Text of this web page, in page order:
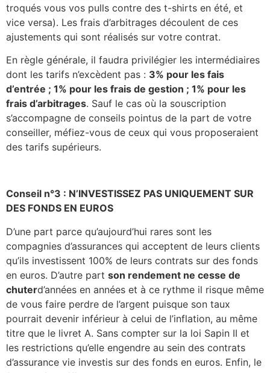
troqués vous vos pulls contre des t-shirts en été, et
vice versa). Les frais d’arbitrages découlent de ces
ajustements qui sont réalisés sur votre contrat.
En règle générale, il faudra privilégier les intermédiaires
dont les tarifs n’excèdent pas : 3% pour les fais
d’entrée ; 1% pour les frais de gestion ; 1% pour les
frais d’arbitrages. Sauf le cas où la souscription
s’accompagne de conseils pointus de la part de votre
conseiller, méfiez-vous de ceux qui vous proposeraient
des tarifs supérieurs.
Conseil n°3 : N’INVESTISSEZ PAS UNIQUEMENT SUR
DES FONDS EN EUROS
D’une part parce qu’aujourd’hui rares sont les
compagnies d’assurances qui acceptent de leurs clients
qu’ils investissent 100% de leurs contrats sur des fonds
en euros. D’autre part son rendement ne cesse de
chuterd’années en années et à ce rythme il risque même
de vous faire perdre de l’argent puisque son taux
pourrait devenir inférieur à celui de l’inflation, au même
titre que le livret A. Sans compter sur la loi Sapin II et
les restrictions qu’elle engendre au sein des contrats
d’assurance vie investis sur des fonds en euros. Enfin, le